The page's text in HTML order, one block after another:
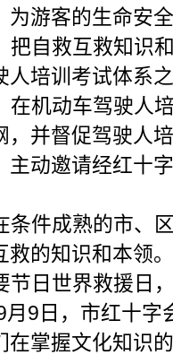
为游客的生命安
自救互救知识
人培训考试体系
机动车驾驶人
，并督促驾驶人
主动邀请经红十
件成熟的市、
救的知识和本领。
日世界救援日
日，市红十字
在掌握文化知识